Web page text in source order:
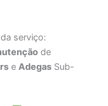
serviço:
de
eAdegas Sub-